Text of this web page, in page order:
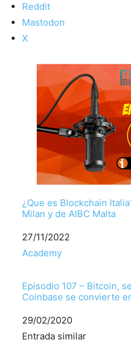
Reddit
Mastodon
X
¿Que es Blockchain
Milan y de AIBC Malta
Fecha
27/11/2022
Respecto a
Academy
Episodio 107 – Bitcoin,
Coinbase se convierte
Fecha
29/02/2020
Respecto a
Entrada similar